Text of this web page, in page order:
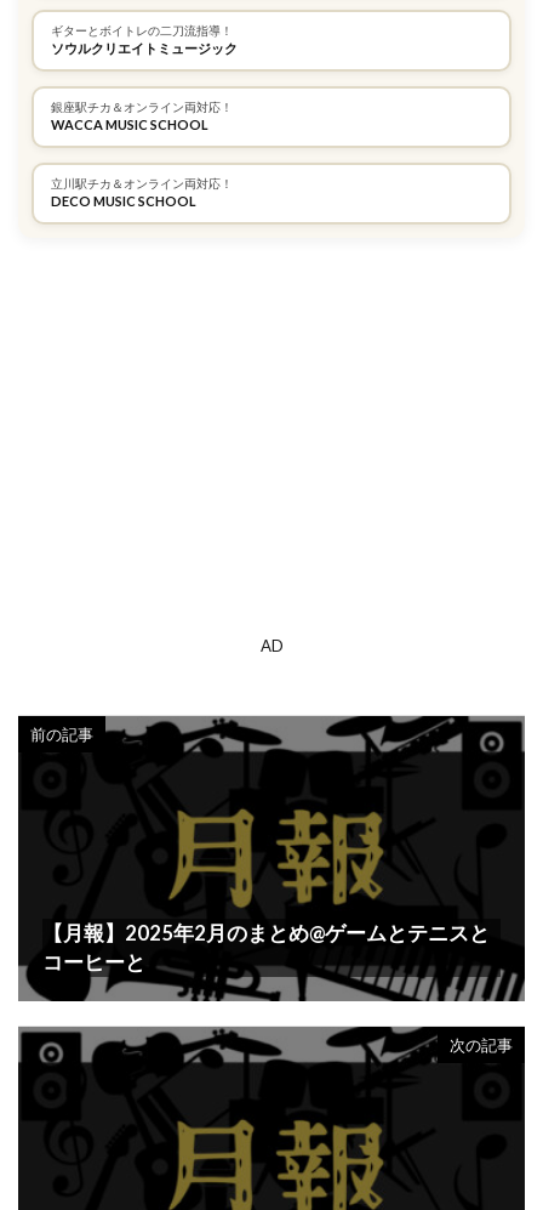
ギターとボイトレの二刀流指導！
ソウルクリエイトミュージック
銀座駅チカ＆オンライン両対応！
WACCA MUSIC SCHOOL
立川駅チカ＆オンライン両対応！
DECO MUSIC SCHOOL
AD
前の記事
【月報】2025年2月のまとめ@ゲームとテニスと
コーヒーと
次の記事